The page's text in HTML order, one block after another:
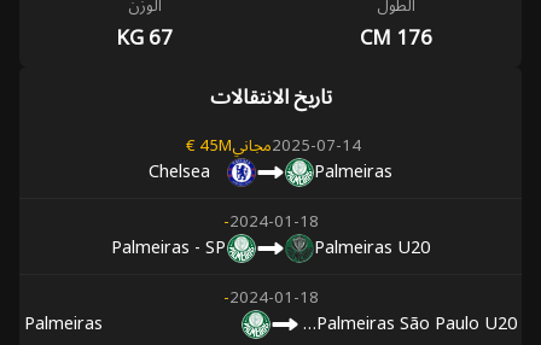
176 CM
67 KG
تاريخ الانتقالات
2025-07-14مجاني45M €
Palmeiras
Chelsea
2024-01-18
-
Palmeiras U20
Palmeiras - SP
2024-01-18
-
SE Palmeiras São Paulo U20
Palmeiras